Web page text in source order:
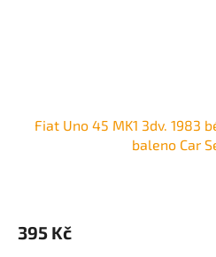
Fiat Uno 45 MK1 3dv. 1983
baleno Car
395 Kč